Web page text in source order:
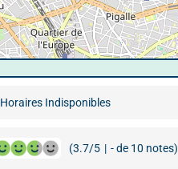
Horaires Indisponibles
(3.7/5 | - de 10 notes)